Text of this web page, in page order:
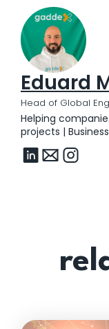
Eduard
Head of Global
Helping
projects |
LinkedIn Alumni |